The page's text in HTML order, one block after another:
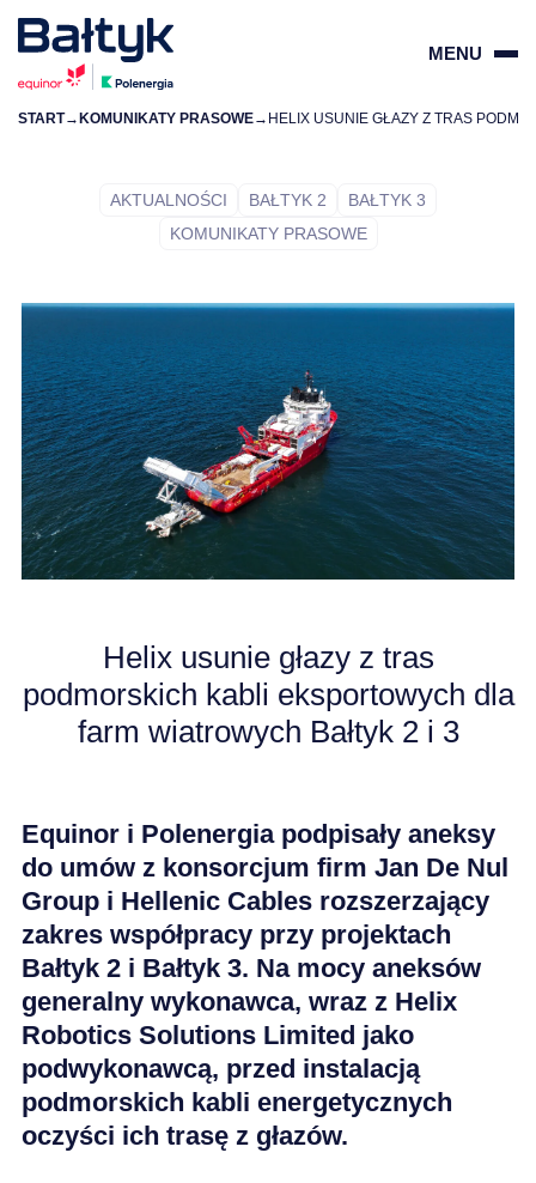
MENU
DLA SPOŁECZNOŚCI
ŚRODOWISKO
O NAS
AKTUALNOŚCI
START→KOMUNIKATY PRASOWE→
AKTUALNOŚCI BAŁTYK 2
BAŁTYK 3
KOMUNIKATY PRASOWE
Helix usunie głazy z tras
podmorskich kabli eksportowych dla
farm wiatrowych Bałtyk 2 i 3
Equinor i Polenergia podpisały aneksy
do umów z konsorcjum firm Jan De Nul
Group i Hellenic Cables rozszerzający
zakres współpracy przy projektach
Bałtyk 2 i Bałtyk 3. Na mocy aneksów
generalny wykonawca, wraz z Helix
Robotics Solutions Limited jako
podwykonawcą, przed instalacją
podmorskich kabli energetycznych
oczyści ich trasę z głazów.